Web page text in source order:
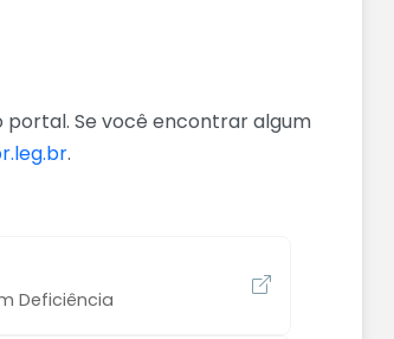
Se você encontrar algum
.
Deficiência